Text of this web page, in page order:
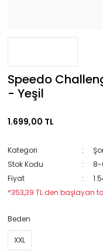
Speedo
- Yeşil
1.699,00 TL
Kategori
Stok Kodu
8-
Fiyat
*353,39 TL den başlayan
Beden
XXL